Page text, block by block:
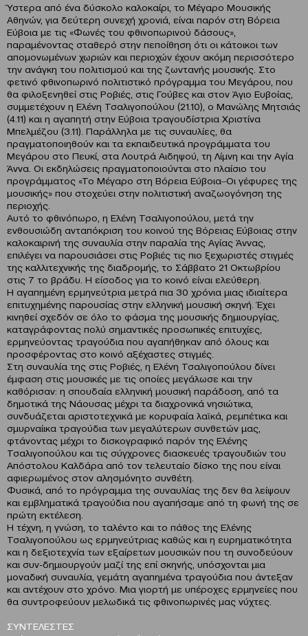
Ύστερα από ένα δύσκολο καλοκαίρι, το Μέγαρο Μουσικής
Αθηνών, για δεύτερη συνεχή χρονιά, είναι παρόν στη Βόρεια
Εύβοια με τις «Φωνές του φθινοπωρινού δάσους»,
παραμένοντας σταθερό στην πεποίθηση ότι οι κάτοικοι των
απομονωμένων χωριών και περιοχών έχουν ακόμη περισσότερο
την ανάγκη του πολιτισμού και της ζωντανής μουσικής. Στο
φετινό φθινοπωρινό πολιτιστικό πρόγραμμα του Μεγάρου, που
θα φιλοξενηθεί στις Ροβιές, στις Γούβες και στον Άγιο Ευβοίας,
συμμετέχουν η Ελένη Τσαλιγοπούλου (21.10), ο Μανώλης Μητσιάς
(4.11) και η αγαπητή στην Εύβοια τραγουδίστρια Χριστίνα
Μπελμέζου (3.11). Παράλληλα με τις συναυλίες, θα
πραγματοποιηθούν και τα εκπαιδευτικά προγράμματα του
Μεγάρου στο Πευκί, στα Λουτρά Αιδηψού, τη Λίμνη και την Αγία
Άννα. Οι εκδηλώσεις πραγματοποιούνται στο πλαίσιο του
προγράμματος «Το Μέγαρο στη Βόρεια Εύβοια‒Οι γέφυρες της
μουσικής» που στοχεύει στην πολιτιστική αναζωογόνηση της
περιοχής.
Αυτό το φθινόπωρο, η Ελένη Τσαλιγοπούλου, μετά την
ενθουσιώδη ανταπόκριση του κοινού της Βόρειας Εύβοιας στην
καλοκαιρινή της συναυλία στην παραλία της Αγίας Άννας,
επιλέγει να παρουσιάσει στις Ροβιές τις πιο ξεχωριστές στιγμές
της καλλιτεχνικής της διαδρομής, το Σάββατο 21 Οκτωβρίου
στις 7 το βράδυ. Η είσοδος για το κοινό είναι ελεύθερη.
Η αγαπημένη ερμηνεύτρια μετρά πια 30 χρόνια μιας ιδιαίτερα
επιτυχημένης παρουσίας στην ελληνική μουσική σκηνή. Έχει
κινηθεί σχεδόν σε όλο το φάσμα της μουσικής δημιουργίας,
καταγράφοντας πολύ σημαντικές προσωπικές επιτυχίες,
ερμηνεύοντας τραγούδια που αγαπήθηκαν από όλους και
προσφέροντας στο κοινό αξέχαστες στιγμές.
Στη συναυλία της στις Ροβιές, η Ελένη Τσαλιγοπούλου δίνει
έμφαση στις μουσικές με τις οποίες μεγάλωσε και την
καθόρισαν: η σπουδαία ελληνική μουσική παράδοση, από τα
δημοτικά της Νάουσας μέχρι τα διαχρονικά νησιώτικα,
συνδυάζεται αριστοτεχνικά με κορυφαία λαϊκά, ρεμπέτικα και
σμυρναίικα τραγούδια των μεγαλύτερων συνθετών μας,
φτάνοντας μέχρι το δισκογραφικό παρόν της Ελένης
Τσαλιγοπούλου και τις σύγχρονες διασκευές τραγουδιών του
Απόστολου Καλδάρα από τον τελευταίο δίσκο της που είναι
αφιερωμένος στον αλησμόνητο συνθέτη.
Φυσικά, από το πρόγραμμα της συναυλίας της δεν θα λείψουν
και εμβληματικά τραγούδια που αγαπήσαμε από τη φωνή της σε
πρώτη εκτέλεση.
Η τέχνη, η γνώση, το ταλέντο και το πάθος της Ελένης
Τσαλιγοπούλου ως ερμηνεύτριας καθώς και η ευρηματικότητα
και η δεξιοτεχνία των εξαίρετων μουσικών που τη συνοδεύουν
και συν-δημιουργούν μαζί της επί σκηνής, υπόσχονται μια
μοναδική συναυλία, γεμάτη αγαπημένα τραγούδια που άντεξαν
και αντέχουν στο χρόνο. Μια γιορτή με υπέροχες ερμηνείες που
θα συντροφεύουν μελωδικά τις φθινοπωρινές μας νύχτες.
ΣΥΝΤΕΛΕΣΤΕΣ